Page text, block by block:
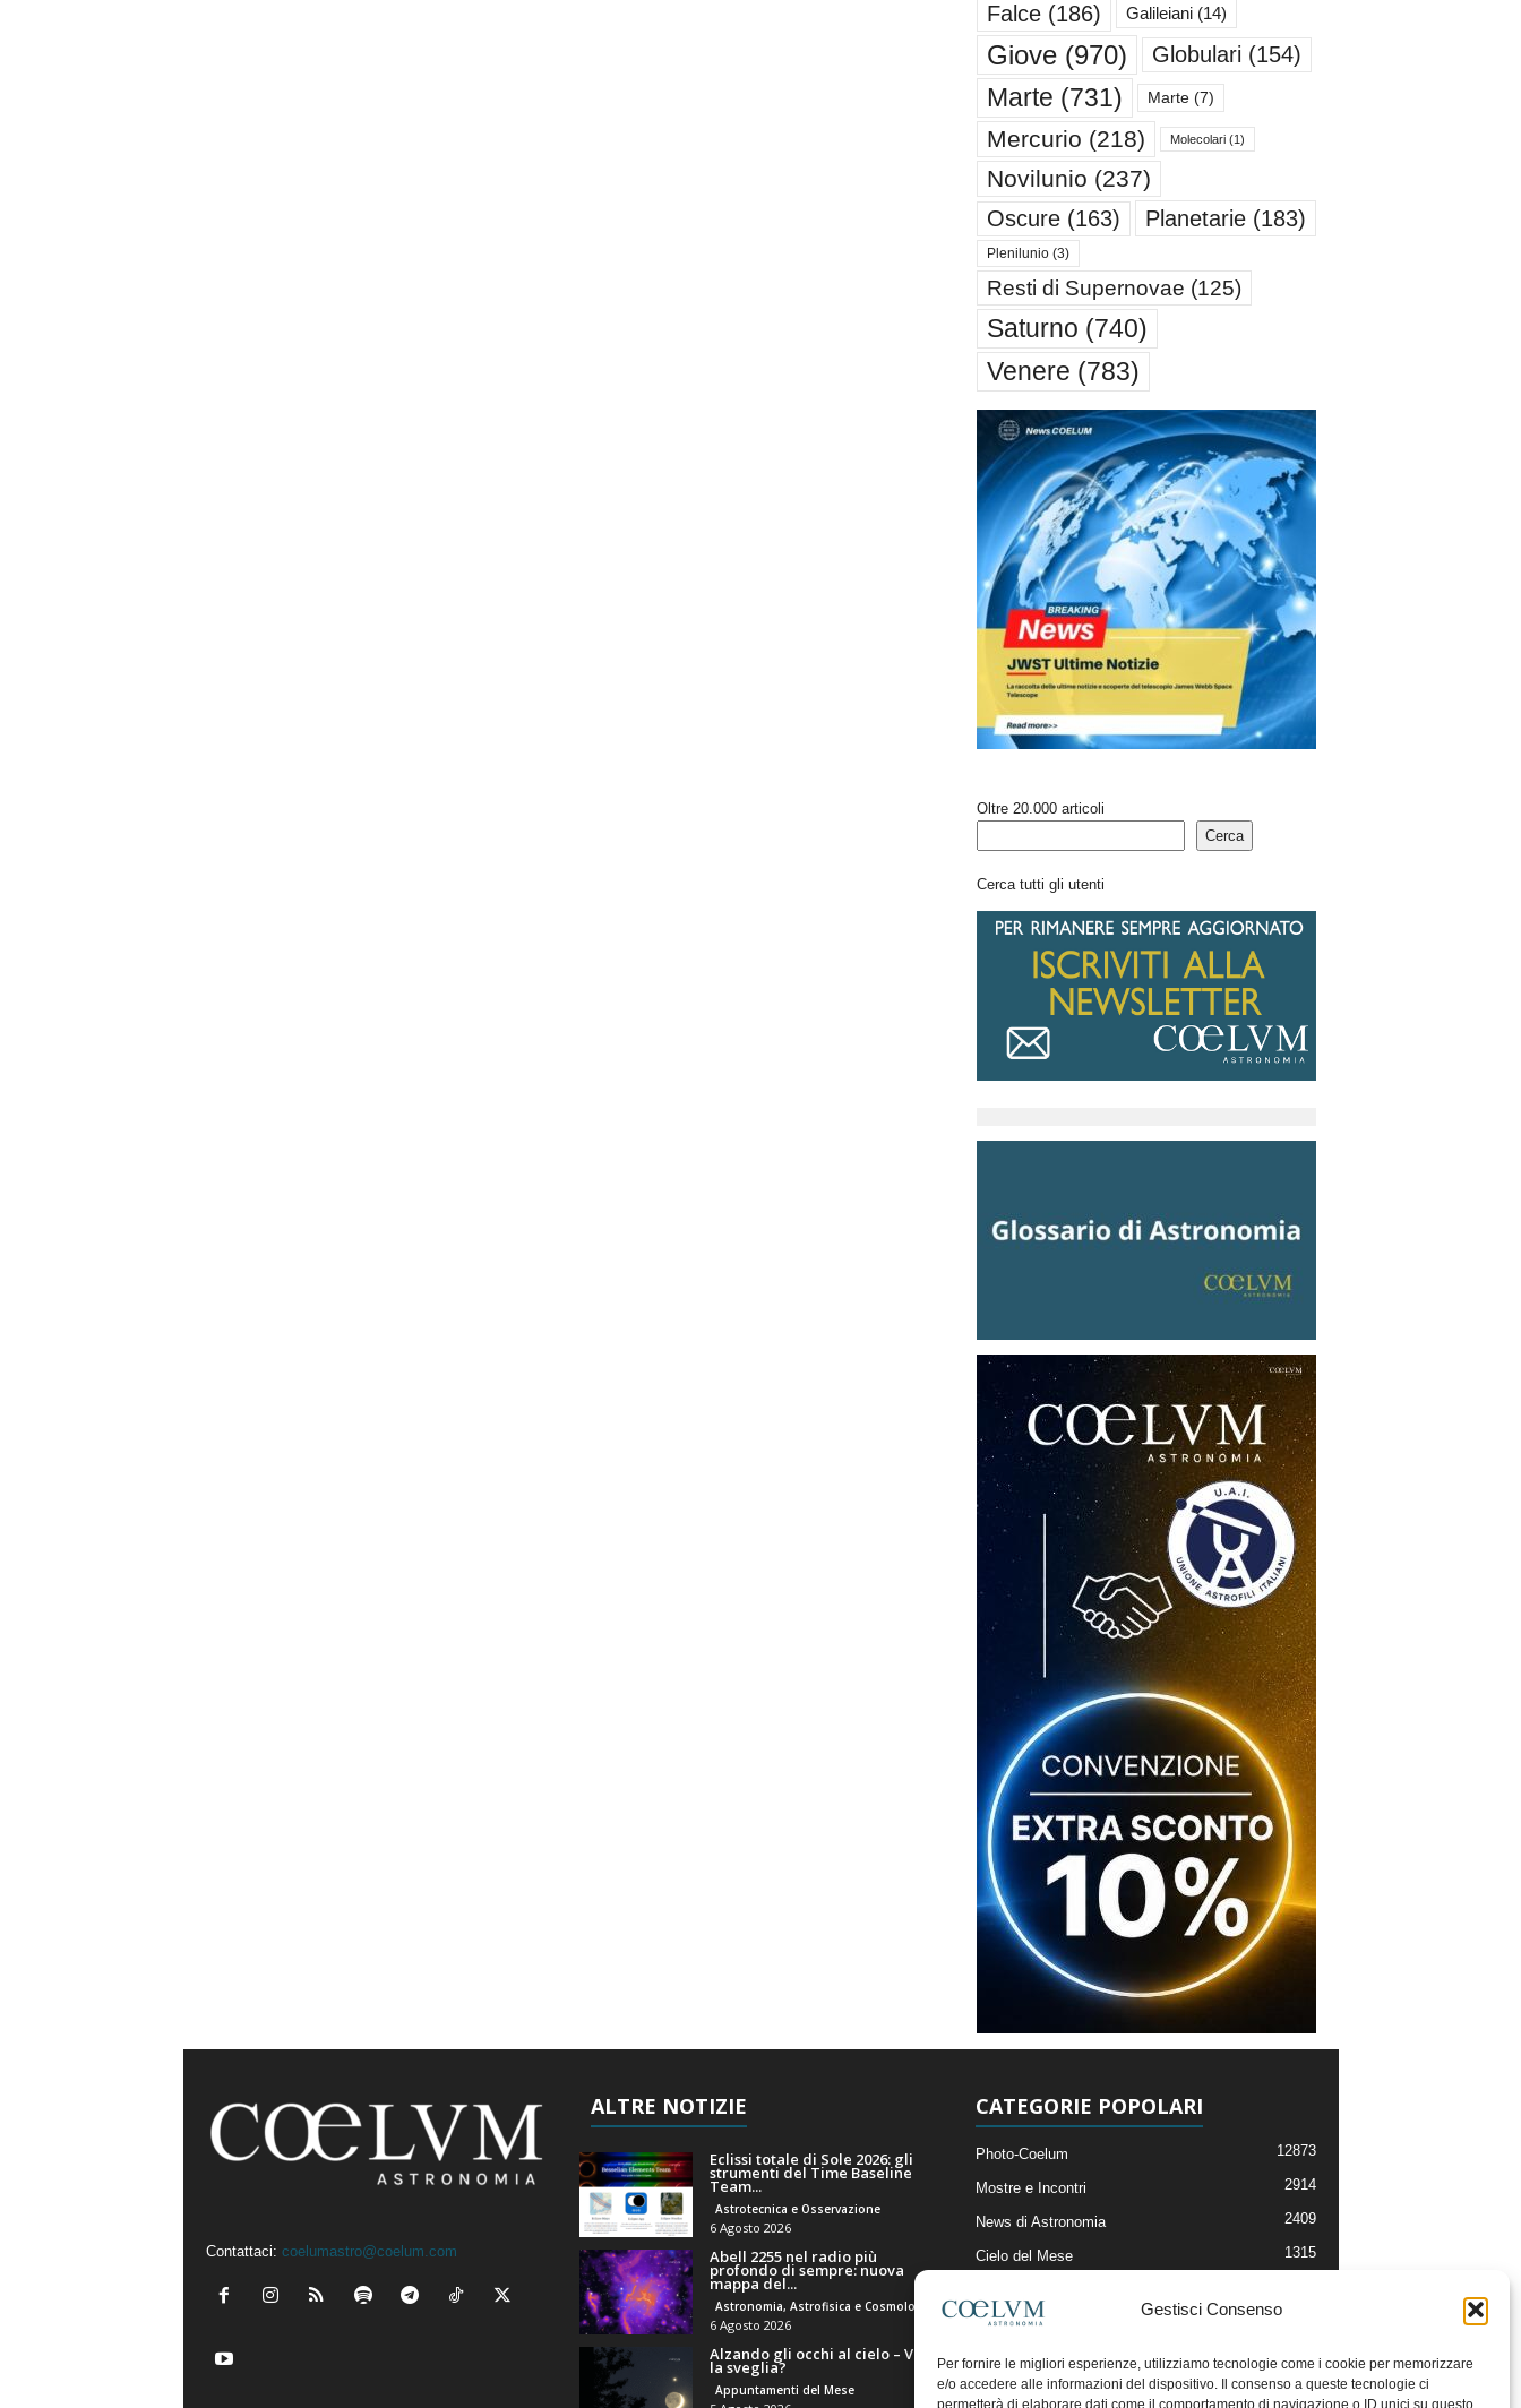
Gestisci Consenso
Per fornire le migliori esperienze, utilizziamo tecnologie come i cookie per memorizzare
e/o accedere alle informazioni del dispositivo. Il consenso a queste tecnologie ci
permetterà di elaborare dati come il comportamento di navigazione o ID unici su questo
Falce(186) Galileiani(14)
Giove(970) Globulari (154)
Marte (731) Marte(7)
Mercurio (218) Molecolari(1)
Novilunio (237)
Oscure(163) Planetarie(183)
Plenilunio(3)
Resti di Supernovae (125)
Saturno (740)
Venere (783)
Oltre 20.000 articoli
Cerca
Cerca tutti gli utenti
Contattaci: coelumastro@coelum.com
ALTRE NOTIZIE
Eclissi totale di Sole 2026: gli
strumenti del Time Baseline
Team...
Astrotecnica e Osservazione
6 Agosto 2026
Abell 2255 nel radio più
profondo di sempre: nuova
mappa del...
Astronomia, Astrofisica e Cosmologia
6 Agosto 2026
Alzando gli occhi al cielo – Vale
la sveglia?
Appuntamenti del Mese
CATEGORIE POPOLARI
Photo-Coelum 12873
Mostre e Incontri 2914
News di Astronomia 2409
Cielo del Mese 1315
Articoli e Risorse On-Line
Il Blog della Redazione